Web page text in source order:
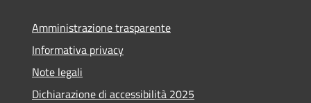
Amministrazione trasparente
Informativa privacy
Note legali
Dichiarazione di accessibilità 2025